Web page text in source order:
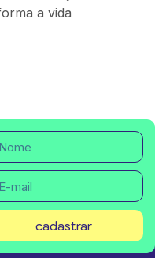
a vida
cadastrar